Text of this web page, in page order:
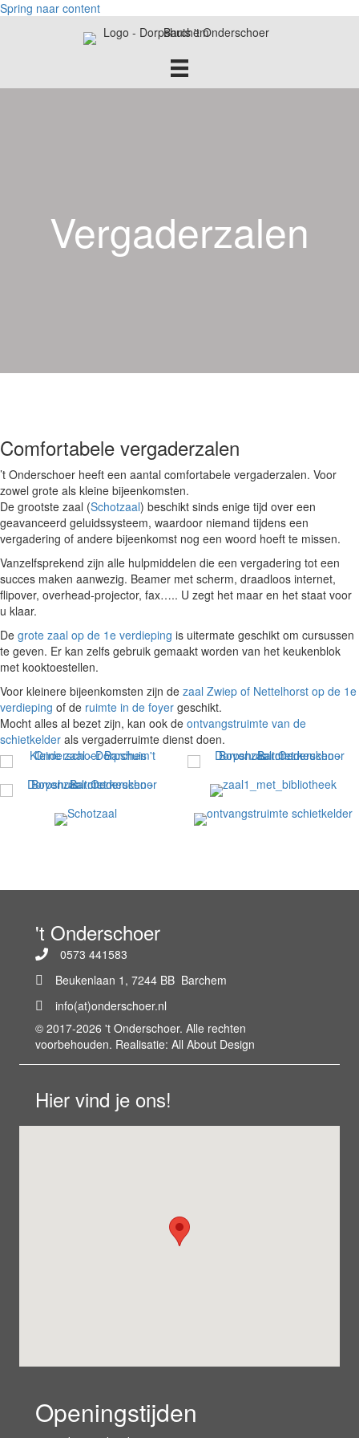
Spring naar content
Vergaderzalen
Comfortabele vergaderzalen
’t Onderschoer heeft een aantal comfortabele vergaderzalen. Voor
zowel grote als kleine bijeenkomsten.
De grootste zaal (Schotzaal) beschikt sinds enige tijd over een
geavanceerd geluidssysteem, waardoor niemand tijdens een
vergadering of andere bijeenkomst nog een woord hoeft te missen.
Vanzelfsprekend zijn alle hulpmiddelen die een vergadering tot een
succes maken aanwezig. Beamer met scherm, draadloos internet,
flipover, overhead-projector, fax….. U zegt het maar en het staat voor
u klaar.
De grote zaal op de 1e verdieping is uitermate geschikt om cursussen
te geven. Er kan zelfs gebruik gemaakt worden van het keukenblok
met kooktoestellen.
Voor kleinere bijeenkomsten zijn de zaal Zwiep of Nettelhorst op de 1e
verdieping of de ruimte in de foyer geschikt.
Mocht alles al bezet zijn, kan ook de ontvangstruimte van de
schietkelder als vergaderruimte dienst doen.
't Onderschoer
0573 441583
Beukenlaan 1, 7244 BB Barchem
info(at)onderschoer.nl
© 2017-2026 't Onderschoer. Alle rechten
voorbehouden. Realisatie: All About Design
Hier vind je ons!
Openingstijden